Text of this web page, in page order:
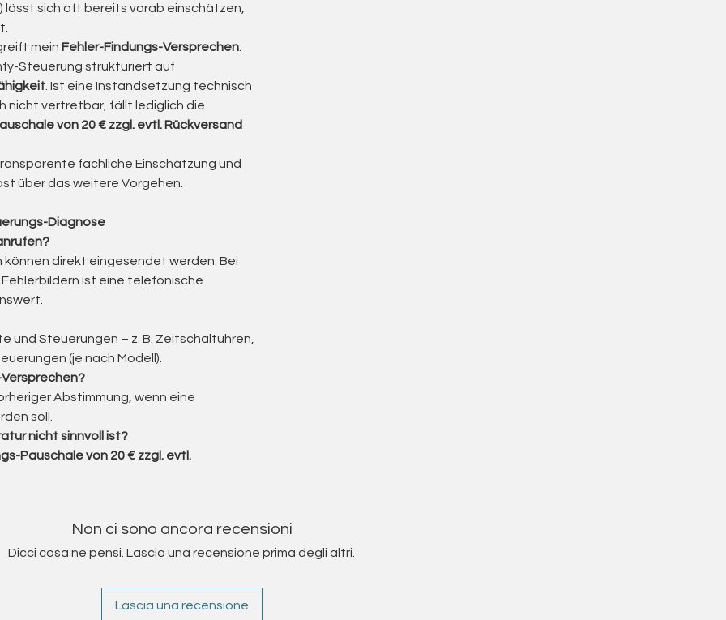
Uno L Comfort
bilden die Schaltzentrale alter wie neuer
Reparatur bringt diese zuverlässigen
Eingriff in die bestehende
durch modernere, nicht passende Designs.
im System – keine Neuinstallation oder
in Optik oder Bedienlogik, perfekt für
nach Wareneingang, keine
und zur Reparatur gegeben
kann sie ohne Änderungen an der
und sofort verwendet werden.
Fehlerbilder
der Auf- oder Ab-Taste nur ein „Klack“-
erlischt das Display beim Drücken einer
Eingaben, LED- oder LCD-Anzeige bleibt
sich oft bereits vorab einschätzen,
mein Fehler-Findungs-Versprechen:
Steuerung strukturiert auf
. Ist eine Instandsetzung technisch
nicht vertretbar, fällt lediglich die
von 20 € zzgl. evtl. Rückversand
fachliche Einschätzung und
über das weitere Vorgehen.
Diagnose
können direkt eingesendet werden. Bei
ist eine telefonische
und Steuerungen – z. B. Zeitschaltuhren,
(je nach Modell).
Abstimmung, wenn eine
soll.
nicht sinnvoll ist?
Pauschale von 20 € zzgl. evtl.
Non ci sono ancora recensioni
Dicci cosa ne pensi. Lascia una recensione prima degli altri.
Lascia una recensione